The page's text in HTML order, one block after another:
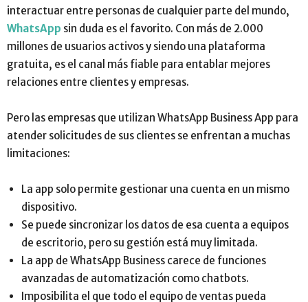
interactuar entre personas de cualquier parte del mundo,
WhatsApp sin duda es el favorito. Con más de 2.000
millones de usuarios activos y siendo una plataforma
gratuita, es el canal más fiable para entablar mejores
relaciones entre clientes y empresas.
Pero las empresas que utilizan WhatsApp Business App para
atender solicitudes de sus clientes se enfrentan a muchas
limitaciones:
La app solo permite gestionar una cuenta en un mismo
dispositivo.
Se puede sincronizar los datos de esa cuenta a equipos
de escritorio, pero su gestión está muy limitada.
La app de WhatsApp Business carece de funciones
avanzadas de automatización como chatbots.
Imposibilita el que todo el equipo de ventas pueda